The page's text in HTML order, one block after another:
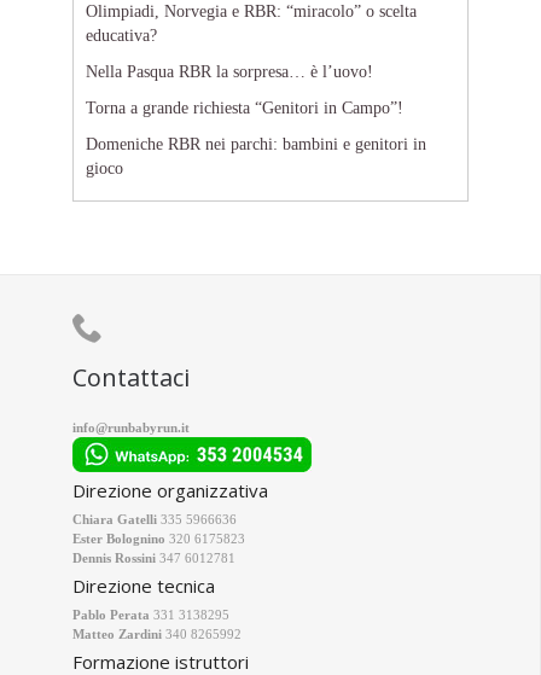
Olimpiadi, Norvegia e RBR: “miracolo” o scelta
educativa?
Nella Pasqua RBR la sorpresa… è l’uovo!
Torna a grande richiesta “Genitori in Campo”!
Domeniche RBR nei parchi: bambini e genitori in
gioco

Contattaci
info@runbabyrun.it
Direzione organizzativa
Chiara Gatelli 335 5966636
Ester Bolognino 320 6175823
Dennis Rossini 347 6012781
Direzione tecnica
Pablo Perata 331 3138295
Matteo Zardini 340 8265992
Formazione istruttori